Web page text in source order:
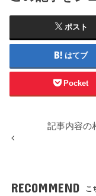
ポスト
はてブ
Pocket
記事内容の
RECOMMEND こ